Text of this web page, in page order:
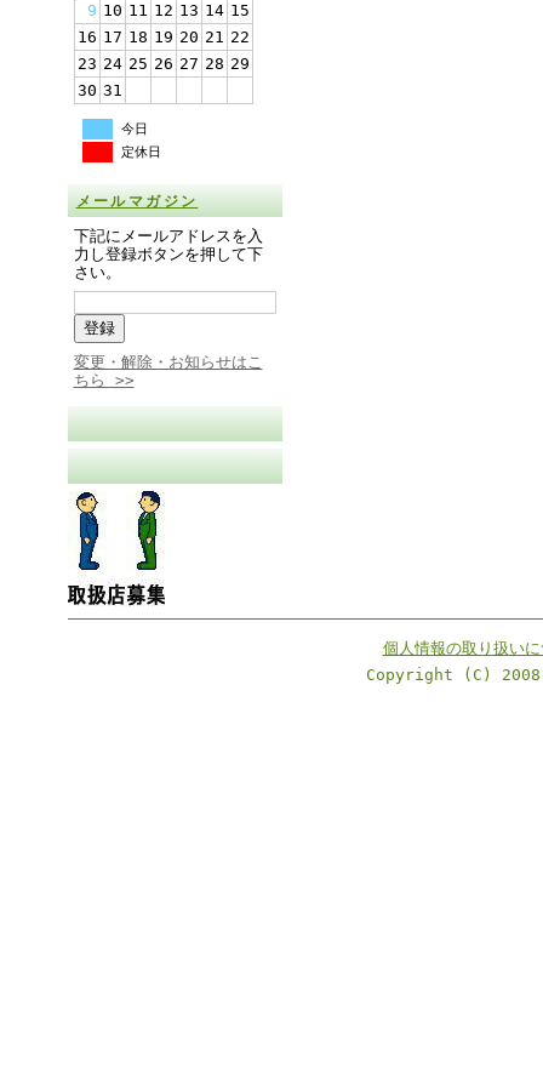
9 10 11 12 13 14 15
16 17 18 19 20 21 22
23 24 25 26 27 28 29
30 31
今日
定休日
メールマガジン
下記にメールアドレスを入
力し登録ボタンを押して下
さい。
変更・解除・お知らせはこ
ちら >>
個人情報の取り扱い
Copyright (C)